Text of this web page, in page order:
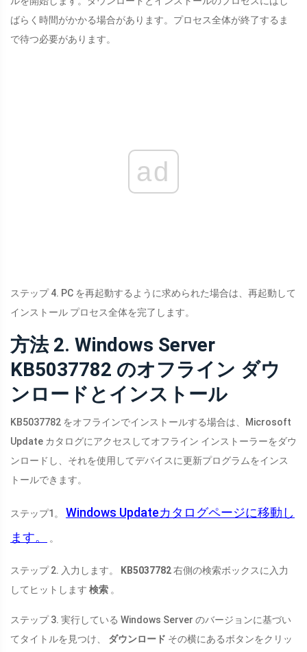
ばらく時間がかかる場合があります。プロセス全体が終了するま
で待つ必要があります。
ad
ステップ 4. PC を再起動するように求められた場合は、再起動して
インストール プロセス全体を完了します。
方法 2. Windows Server
KB5037782 のオフライン ダウ
ンロードとインストール
KB5037782 をオフラインでインストールする場合は、Microsoft
Update カタログにアクセスしてオフライン インストーラーをダウ
ンロードし、それを使用してデバイスに更新プログラムをインス
トールできます。
ステップ1。 Windows Updateカタログページに移動し
ます。
。
ステップ 2. 入力します。 KB5037782右側の検索ボックスに入力
してヒットします 検索 。
ステップ 3. 実行している Windows Server のバージョンに基づい
てタイトルを見つけ、 ダウンロード その横にあるボタンをクリッ